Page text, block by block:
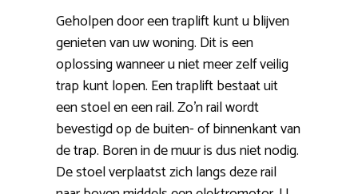
Geholpen door een traplift kunt u blijven
genieten van uw woning. Dit is een
oplossing wanneer u niet meer zelf veilig
trap kunt lopen. Een traplift bestaat uit
een stoel en een rail. Zo’n rail wordt
bevestigd op de buiten- of binnenkant van
de trap. Boren in de muur is dus niet nodig.
De stoel verplaatst zich langs deze rail